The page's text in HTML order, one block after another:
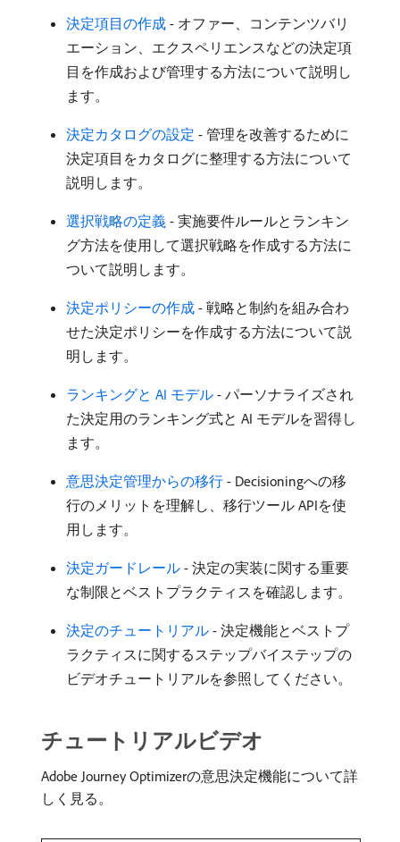
決定項目の作成 - オファー、コンテンツバリ
エーション、エクスペリエンスなどの決定項
目を作成および管理する方法について説明し
ます。
決定カタログの設定 - 管理を改善するために
決定項目をカタログに整理する方法について
説明します。
選択戦略の定義 - 実施要件ルールとランキン
グ方法を使用して選択戦略を作成する方法に
ついて説明します。
決定ポリシーの作成 - 戦略と制約を組み合わ
せた決定ポリシーを作成する方法について説
明します。
ランキングと AI モデル - パーソナライズされ
た決定用のランキング式と AI モデルを習得し
ます。
意思決定管理からの移行 - Decisioningへの移
行のメリットを理解し、移行ツール APIを使
用します。
決定ガードレール - 決定の実装に関する重要
な制限とベストプラクティスを確認します。
決定のチュートリアル - 決定機能とベストプ
ラクティスに関するステップバイステップの
ビデオチュートリアルを参照してください。
チュートリアルビデオ
Adobe Journey Optimizerの意思決定機能について詳
しく見る。